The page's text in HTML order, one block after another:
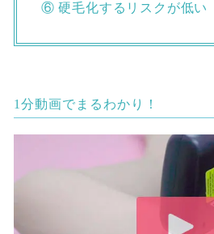
⑥ 硬毛化するリスクが低い
1分動画でまるわかり！